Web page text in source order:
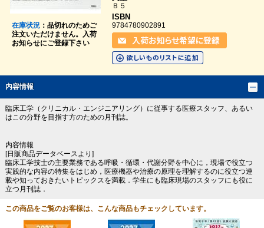
在庫状況：品切れのためご
注文いただけません。入荷
お知らせにご登録下さい
Ｂ５
ISBN
9784780902891
内容情報
臨床工学（クリニカル・エンジニアリング）に従事する医療スタッフ、あるい
はこの分野を目指す方のための月刊誌。
内容情報
[日販商品データベースより]
臨床工学技士の主要業務である呼吸・循環・代謝分野を中心に，現場で役立つ
実践的な内容の特集をはじめ，医療機器や治療の原理を理解するのに役立つ連
載や知っておきたいトピックスを満載．学生にも臨床現場のスタッフにも役に
立つ月刊誌．
この商品をご覧のお客様は、こんな商品もチェックしています。